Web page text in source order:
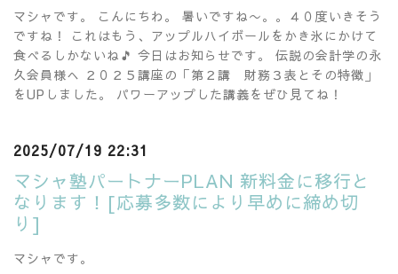
マシャです。 こんにちわ。 暑いですね〜。。４０度いきそう
ですね！ これはもう、アップルハイボールをかき氷にかけて
食べるしかないね🎵 今日はお知らせです。 伝説の会計学の永
久会員様へ ２０２５講座の「第２講 財務３表とその特徴」
をUPしました。 パワーアップした講義をぜひ見てね！
2025/07/19 22:31
マシャ塾パートナーPLAN 新料金に移行と
なります！[応募多数により早めに締め切
り]
マシャです。